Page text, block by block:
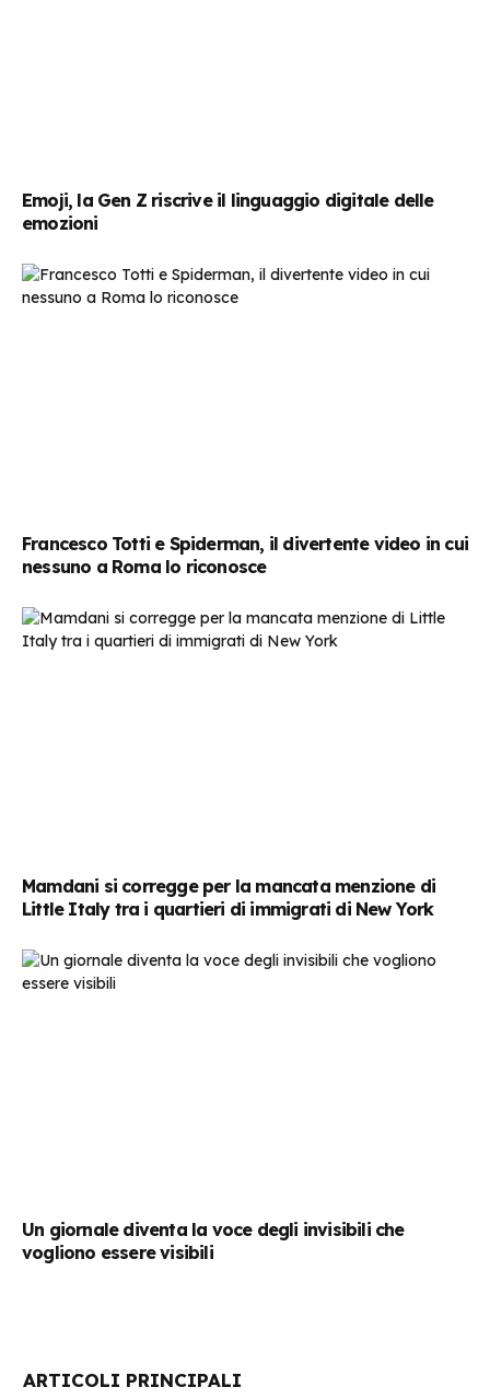
Emoji, la Gen Z riscrive il linguaggio digitale delle
emozioni
Francesco Totti e Spiderman, il divertente video in cui
nessuno a Roma lo riconosce
Mamdani si corregge per la mancata menzione di
Little Italy tra i quartieri di immigrati di New York
Un giornale diventa la voce degli invisibili che
vogliono essere visibili
ARTICOLI PRINCIPALI